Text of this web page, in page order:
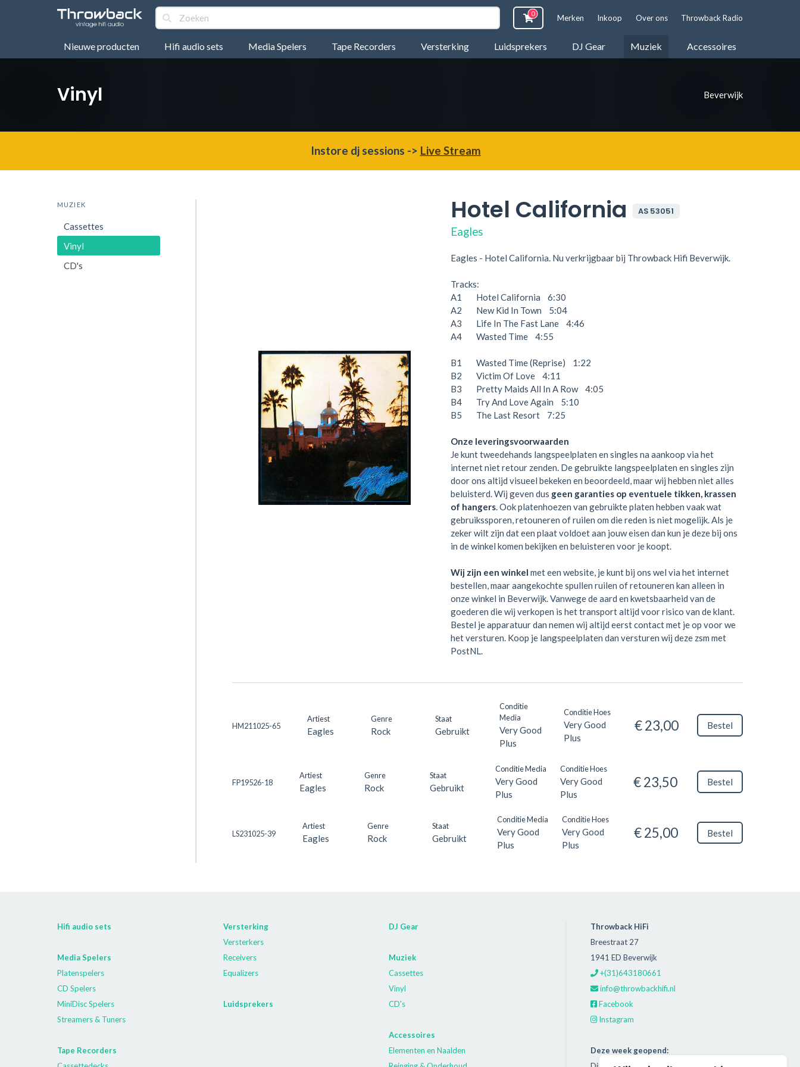
Nieuwe producten Hifi audio sets Media Spelers Tape Recorders Versterking Luidsprekers DJ Gear Muziek Accessoires
Merken Inkoop Over ons Throwback Radio
Vinyl Beverwijk
Instore dj sessions -> Live Stream
MUZIEK
Cassettes
Vinyl
CD's
Hotel California AS 53051
Eagles
Eagles - Hotel California. Nu verkrijgbaar bij Throwback Hifi Beverwijk.
Tracks:
A1 Hotel California 6:30
A2 New Kid In Town 5:04
A3 Life In The Fast Lane 4:46
A4 Wasted Time 4:55
B1 Wasted Time (Reprise) 1:22
B2 Victim Of Love 4:11
B3 Pretty Maids All In A Row 4:05
B4 Try And Love Again 5:10
B5 The Last Resort 7:25
Onze leveringsvoorwaarden
Je kunt tweedehands langspeelplaten en singles na aankoop via het
internet niet retour zenden. De gebruikte langspeelplaten en singles zijn
door ons altijd visueel bekeken en beoordeeld, maar wij hebben niet alles
beluisterd. Wij geven dus geen garanties op eventuele tikken, krassen
of hangers. Ook platenhoezen van gebruikte platen hebben vaak wat
gebruikssporen, retouneren of ruilen om die reden is niet mogelijk. Als je
zeker wilt zijn dat een plaat voldoet aan jouw eisen dan kun je deze bij ons
in de winkel komen bekijken en beluisteren voor je koopt.
Wij zijn een winkel met een website, je kunt bij ons wel via het internet
bestellen, maar aangekochte spullen ruilen of retouneren kan alleen in
onze winkel in Beverwijk. Vanwege de aard en kwetsbaarheid van de
goederen die wij verkopen is het transport altijd voor risico van de klant.
Bestel je apparatuur dan nemen wij altijd eerst contact met je op voor we
het versturen. Koop je langspeelplaten dan versturen wij deze zsm met
PostNL.
HM211025-65
Artiest
Eagles
Genre
Rock
Staat
Gebruikt
Conditie
Media
Very Good
Plus
Conditie Hoes
Very Good
Plus
€ 23,00 Bestel
FP19526-18
Artiest
Eagles
Genre
Rock
Staat
Gebruikt
Conditie Media
Very Good
Plus
Conditie Hoes
Very Good
Plus
€ 23,50 Bestel
LS231025-39
Artiest
Eagles
Genre
Rock
Staat
Gebruikt
Conditie Media
Very Good
Plus
Conditie Hoes
Very Good
Plus
€ 25,00 Bestel
Hifi audio sets
Media Spelers
Platenspelers
CD Spelers
MiniDisc Spelers
Streamers & Tuners
Tape Recorders
Versterking
Versterkers
Receivers
Equalizers
Luidsprekers
DJ Gear
Muziek
Cassettes
Vinyl
CD's
Accessoires
Elementen en Naalden
Throwback HiFi
Breestraat 27
1941 ED Beverwijk
+(31)643180661
info@throwbackhifi.nl
Facebook
Instagram
Deze week geopend: